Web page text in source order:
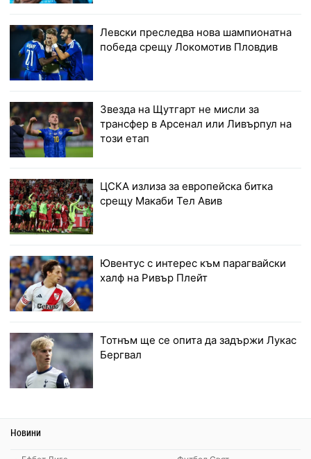
Левски преследва нова шампионатна
победа срещу Локомотив Пловдив
Звезда на Щутгарт не мисли за
трансфер в Арсенал или Ливърпул на
този етап
ЦСКА излиза за европейска битка
срещу Макаби Тел Авив
Ювентус с интерес към парагвайски
халф на Ривър Плейт
Тотнъм ще се опита да задържи Лукас
Бергвал
Новини